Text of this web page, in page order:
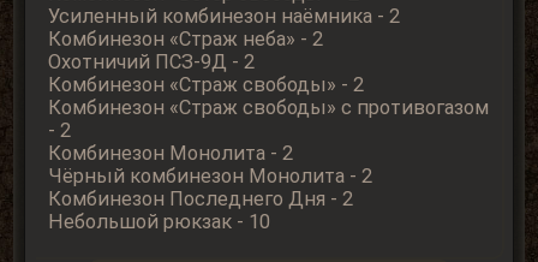
Усиленный комбинезон наёмника - 2
Комбинезон «Страж неба» - 2
Охотничий ПСЗ-9Д - 2
Комбинезон «Страж свободы» - 2
Комбинезон «Страж свободы» с противогазом
- 2
Комбинезон Монолита - 2
Чёрный комбинезон Монолита - 2
Комбинезон Последнего Дня - 2
Небольшой рюкзак - 10